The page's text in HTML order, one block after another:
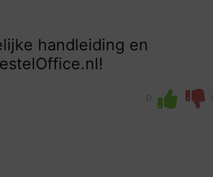
handleiding en
0 0